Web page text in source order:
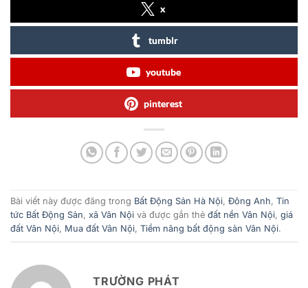
x
tumblr
youtube
pinterest
Bài viết này được đăng trong Bất Động Sản Hà Nội, Đông Anh, Tin
tức Bất Động Sản, xã Vân Nội và được gắn thẻ đất nền Vân Nội, giá
đất Vân Nội, Mua đất Vân Nội, Tiềm năng bất động sản Vân Nội.
TRƯỜNG PHÁT